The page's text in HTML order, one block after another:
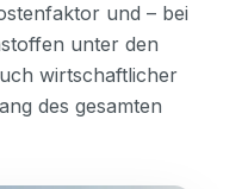
und – bei
unter den
wirtschaftlicher
des gesamten